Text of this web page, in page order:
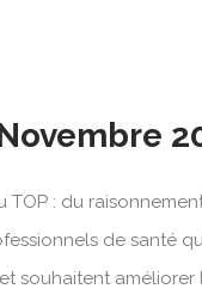
TOP : du
de santé
souhaitent